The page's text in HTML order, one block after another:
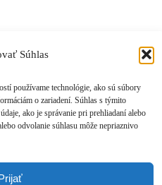
Súhlas
používame technológie, ako sú súbory
o zariadení. Súhlas s týmito
ako je správanie pri prehliadaní alebo
odvolanie súhlasu môže nepriaznivo